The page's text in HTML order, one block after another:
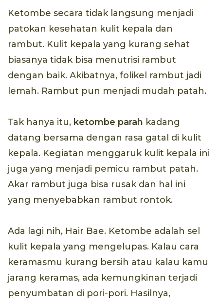
Ketombe secara tidak langsung menjadi
patokan kesehatan kulit kepala dan
rambut. Kulit kepala yang kurang sehat
biasanya tidak bisa menutrisi rambut
dengan baik. Akibatnya, folikel rambut jadi
lemah. Rambut pun menjadi mudah patah.
Tak hanya itu, ketombe parah kadang
datang bersama dengan rasa gatal di kulit
kepala. Kegiatan menggaruk kulit kepala ini
juga yang menjadi pemicu rambut patah.
Akar rambut juga bisa rusak dan hal ini
yang menyebabkan rambut rontok.
Ada lagi nih, Hair Bae. Ketombe adalah sel
kulit kepala yang mengelupas. Kalau cara
keramasmu kurang bersih atau kalau kamu
jarang keramas, ada kemungkinan terjadi
penyumbatan di pori-pori. Hasilnya,